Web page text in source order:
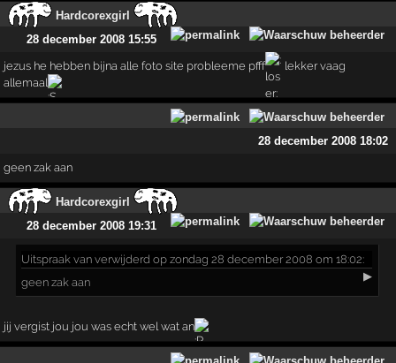
Hardcorexgirl
28 december 2008 15:55
jezus he hebben bijna alle foto site probleeme pfff
lekker vaag
allemaal
28 december 2008 18:02
geen zak aan
Hardcorexgirl
28 december 2008 19:31
Uitspraak van verwijderd op zondag 28 december 2008 om 18:02:
▶
geen zak aan
jij vergist jou jou was echt wel wat an